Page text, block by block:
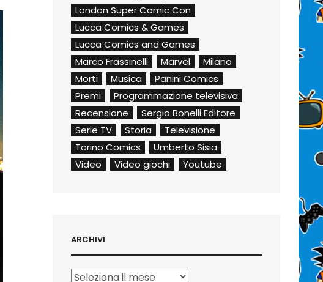
London Super Comic Con
Lucca Comics & Games
Lucca Comics and Games
Marco Frassinelli
Marvel
Milano
Morti
Musica
Panini Comics
Premi
Programmazione televisiva
Recensione
Sergio Bonelli Editore
Serie TV
Storia
Televisione
Torino Comics
Umberto Sisia
Video
Video giochi Youtube
ARCHIVI
Archivi